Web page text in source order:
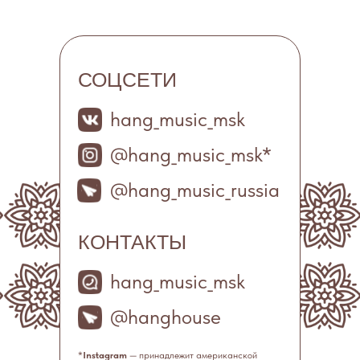
КОНТАКТЫ
hang_music_msk
@hanghouse
СОЦСЕТИ
hang_music_msk
@hang_music_msk*
@hang_music_russia
*Instagram — принадлежит американской